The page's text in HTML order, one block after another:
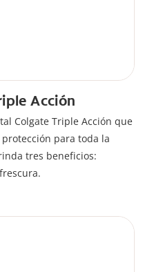
Acción
Colgate Triple Acción que
para toda la
tres beneficios: